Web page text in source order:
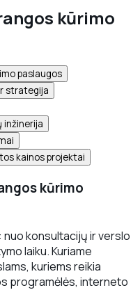
kūrimo
paslaugos
strategija
inžinerija
kainos projektai
kūrimo
nuo konsultacijų ir verslo
laiku. Kuriame
kuriems reikia
programėlės, interneto